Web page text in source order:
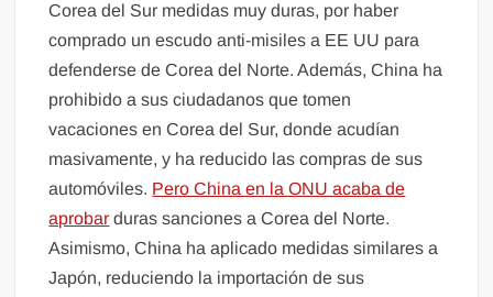
Corea del Sur medidas muy duras, por haber
comprado un escudo anti-misiles a EE UU para
defenderse de Corea del Norte. Además, China ha
prohibido a sus ciudadanos que tomen
vacaciones en Corea del Sur, donde acudían
masivamente, y ha reducido las compras de sus
automóviles. Pero China en la ONU acaba de
aprobar duras sanciones a Corea del Norte.
Asimismo, China ha aplicado medidas similares a
Japón, reduciendo la importación de sus